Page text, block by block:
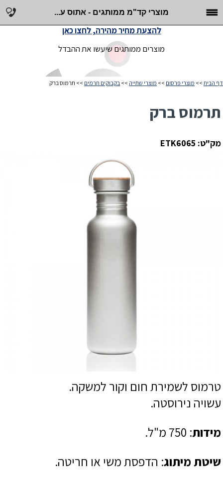
מוצרי קד"מ ממותגים - אתוס ע...
מוצרים ממותגים שיעשו את ההבדל
להצעת מחיר מהירה, לחצו כאן
דף הבית >> מוצרי פרסום >> מוצרי שתייה >> בקבוקים תרמים >> תרמוס ברק
תרמוס ברק
מק"ט: ETK6065
טרמוס לשמירת חום וקור למשקה.
עשויה נירוסטה.
מידות: 750 מ"ל.
שיטת מיתוג: הדפסת משי או חריטה.